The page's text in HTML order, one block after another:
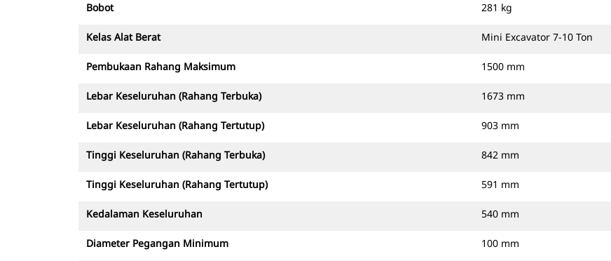
Bobot 281 kg
Kelas Alat Berat Mini Excavator 7-10 Ton
Pembukaan Rahang Maksimum 1500 mm
Lebar Keseluruhan (Rahang Terbuka) 1673 mm
Lebar Keseluruhan (Rahang Tertutup) 903 mm
Tinggi Keseluruhan (Rahang Terbuka) 842 mm
Tinggi Keseluruhan (Rahang Tertutup) 591 mm
Kedalaman Keseluruhan 540 mm
Diameter Pegangan Minimum 100 mm